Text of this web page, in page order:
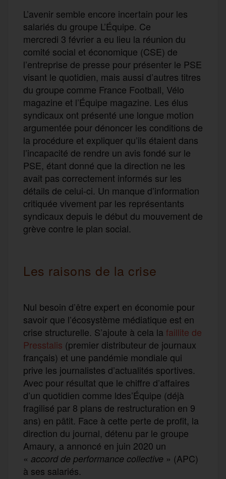
L’avenir semble encore incertain pour les
salariés du groupe L’Équipe. Ce
mercredi 3 février a eu lieu la réunion du
comité social et économique (CSE) de
l’entreprise de presse pour présenter le PSE
visant le quotidien, mais aussi d’autres titres
du groupe comme France Football, Vélo
magazine et l’Équipe magazine. Les élus
syndicaux ont présenté une longue motion
argumentée pour dénoncer les conditions de
la procédure et expliquer qu’ils étaient dans
l’incapacité de rendre un avis fondé sur le
PSE, étant donné que la direction ne les
avait pas correctement informés sur les
détails de celui-ci. Un manque d’information
critiquée vivement par les représentants
syndicaux depuis le début du mouvement de
grève contre le plan social.
Les raisons de la crise
Nul besoin d’être expert en économie pour
savoir que l’écosystème médiatique est en
crise structurelle. S’ajoute à cela la faillite de
Presstalis (premier distributeur de journaux
français) et une pandémie mondiale qui
prive les journalistes d’actualités sportives.
Avec pour résultat que le chiffre d’affaires
d’un quotidien comme ldes’Équipe (déjà
fragilisé par 8 plans de restructuration en 9
ans) en pâtit. Face à cette perte de profit, la
direction du journal, détenu par le groupe
Amaury, a annoncé en juin 2020 un
« accord de performance collective » (APC)
à ses salariés.